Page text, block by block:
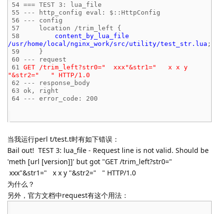
54 === TEST 3: lua_file
55 --- http_config eval: $::HttpConfig
56 --- config
57 location /trim_left {
58 content_by_lua_file
/usr/home/local/nginx_work/src/utility/test_str.lua ;
59 }
60 --- request
61 GET /trim_left?str0=" xxx"&str1=" x x y
"&str2=" " HTTP/1.0
62 --- response_body
63 ok, right
64 --- error_code: 200
当我运行perl t/test.t时有如下错误：
Bail out! TEST 3: lua_file - Request line is not valid. Should be
'meth [url [version]]' but got "GET /trim_left?str0="
xxx"&str1=" x x y "&str2=" " HTTP/1.0
为什么？
另外，官方文档中request有这个用法：